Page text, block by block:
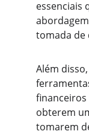
essenciais
tomada de
Além
financeiros
obterem
tomarem